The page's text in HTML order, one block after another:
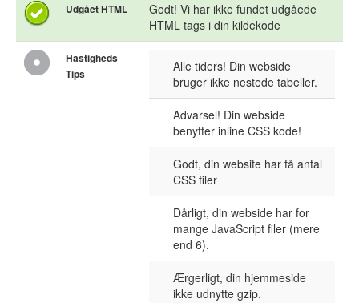
Udgået HTML
Godt! Vi har ikke fundet udgåede
HTML tags i din kildekode
Hastigheds
Tips
Alle tiders! Din webside
bruger ikke nestede tabeller.
Advarsel! Din webside
benytter inline CSS kode!
Godt, din website har få antal
CSS filer
Dårligt, din webside har for
mange JavaScript filer (mere
end 6).
Ærgerligt, din hjemmeside
ikke udnytte gzip.